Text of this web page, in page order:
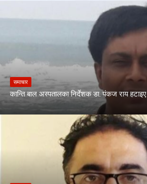
समाचार
कान्ति बाल अस्पतालका निर्देशक डा. पंकज राय हटाइए